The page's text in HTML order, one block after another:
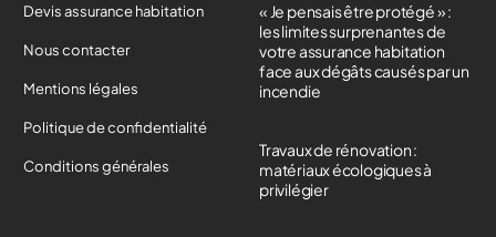
Devis assurance habitation
Nous contacter
Mentions légales
Politique de confidentialité
Conditions générales
« Je pensais être protégé » :
les limites surprenantes de
votre assurance habitation
face aux dégâts causés par un
incendie
Travaux de rénovation :
matériaux écologiques à
privilégier